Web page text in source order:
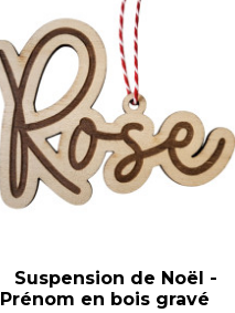
Suspension de Noël -
Prénom en bois gravé
VOIR LE PRODUIT